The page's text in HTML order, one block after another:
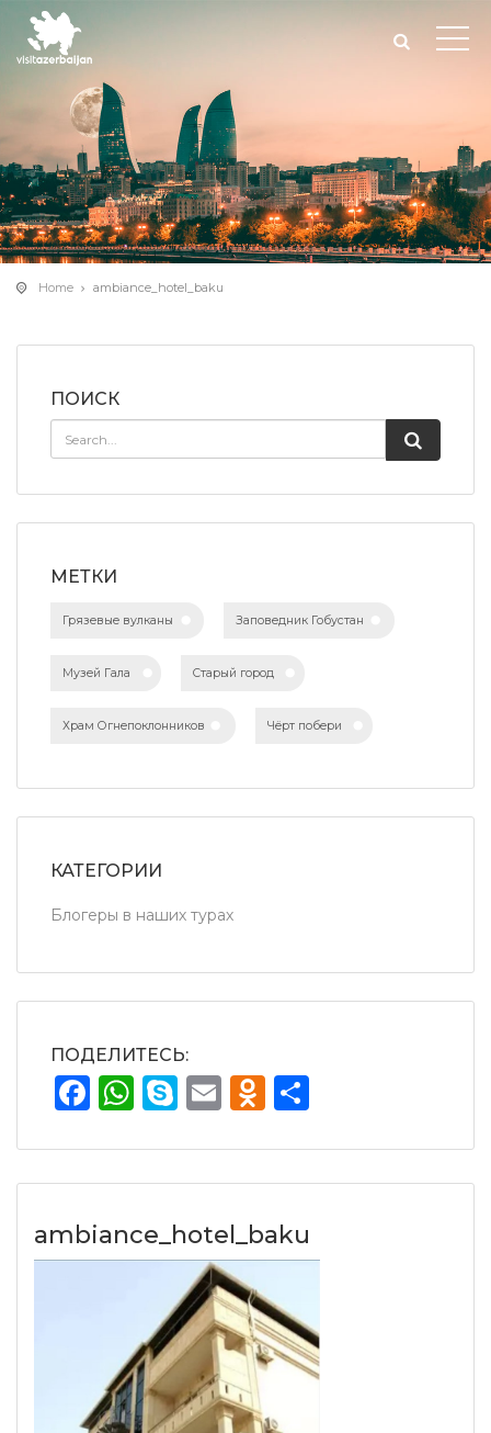
Home ambiance_hotel_baku
ПОИСК
МЕТКИ
Грязевые вулканы Заповедник Гобустан
Музей Гала Старый город
Храм Огнепоклонников Чёрт побери
КАТЕГОРИИ
Блогеры в наших турах
ПОДЕЛИТЕСЬ:
Facebook
WhatsApp
Skype
Email
ambiance_hotel_baku